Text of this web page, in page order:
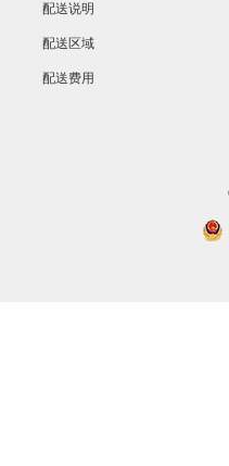
配送说明
配送区域
配送费用